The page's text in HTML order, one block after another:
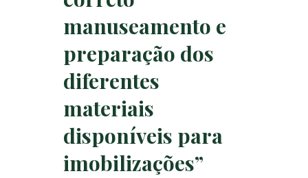
manuseamento e
preparação dos
diferentes
materiais
disponíveis para
imobilizações”